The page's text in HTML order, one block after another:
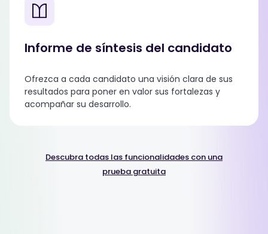
Informe de síntesis del candidato
Ofrezca a cada candidato una visión clara de sus
resultados para poner en valor sus fortalezas y
acompañar su desarrollo.
Descubra todas las funcionalidades con una
prueba gratuita